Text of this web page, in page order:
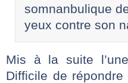
somnanbulique
yeux contre son
Mis à la suite
Difficile de